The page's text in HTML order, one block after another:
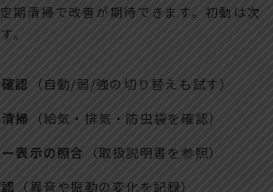
期清掃で改善が期待できます。初動は次
。
認
（自動/弱/強の切り替えも試す）
掃 （給気・排気・防虫袋を確認）
表示の照合
（取扱説明書を参照）
（異音や振動の変化を記録）